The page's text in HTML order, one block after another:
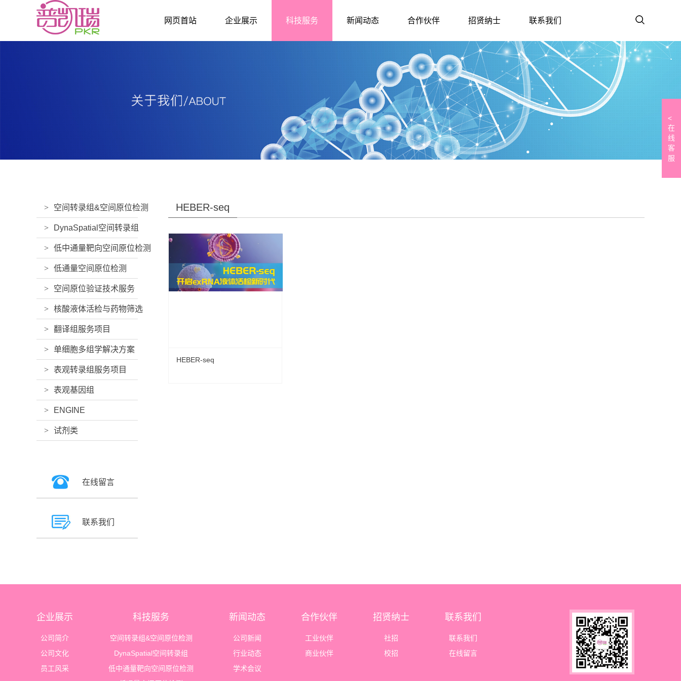
网页首站 企业展示 科技服务 新闻动态 合作伙伴 招贤纳士 联系我们
> 空间转录组&空间原位检测
> DynaSpatial空间转录组
> 低中通量靶向空间原位检测
> 低通量空间原位检测
> 空间原位验证技术服务
> 核酸液体活检与药物筛选
> 翻译组服务项目
> 单细胞多组学解决方案
> 表观转录组服务项目
> 表观基因组
> ENGINE
> 试剂类
在线留言
联系我们
HEBER-seq
HEBER-seq
企业展示
公司简介
公司文化
员工风采
科技服务
空间转录组&空间原位检测
DynaSpatial空间转录组
低中通量靶向空间原位检测
新闻动态
公司新闻
行业动态
学术会议
合作伙伴
工业伙伴
商业伙伴
招贤纳士
社招
校招
联系我们
联系我们
在线留言
<
在
线
客
服